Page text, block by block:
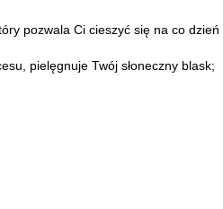
pozwala Ci cieszyć się na co dzień
pielęgnuje Twój słoneczny blask;